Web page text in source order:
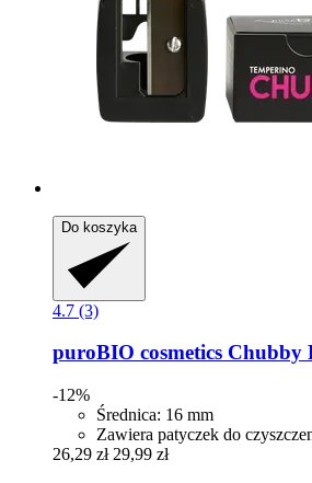
Do koszyka
4.7 (3)
puroBIO cosmetics Chubby
-12%
Średnica: 16 mm
Zawiera patyczek do
26,29 zł 29,99 zł